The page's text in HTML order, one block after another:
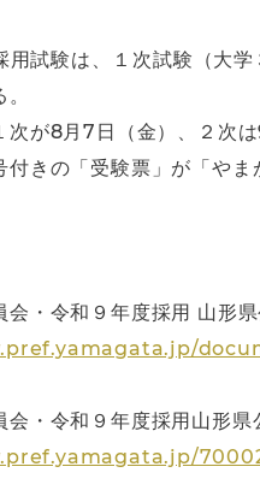
用試験は、１次試験（大
次が8月7日（金）、２次
付きの「受験票」が「や
会・令和９年度採用 山形
会・令和９年度採用山形県